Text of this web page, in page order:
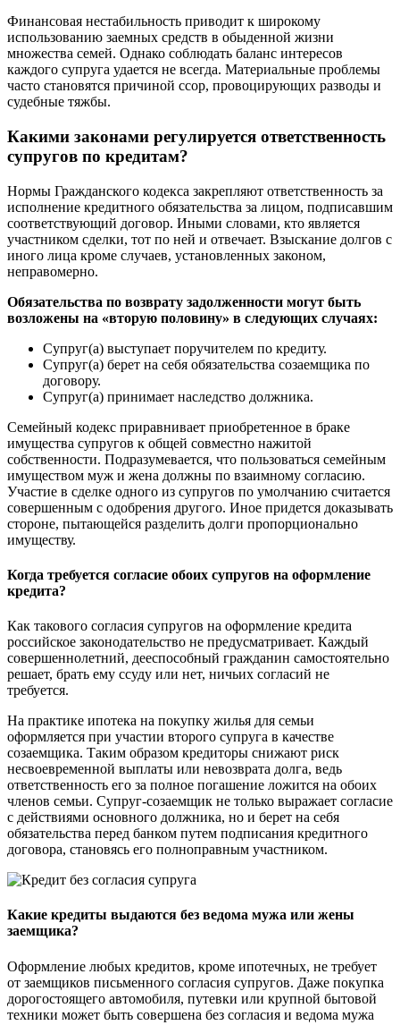
Финансовая нестабильность приводит к широкому
использованию заемных средств в обыденной жизни
множества семей. Однако соблюдать баланс интересов
каждого супруга удается не всегда. Материальные проблемы
часто становятся причиной ссор, провоцирующих разводы и
судебные тяжбы.
Какими законами регулируется ответственность
супругов по кредитам?
Нормы Гражданского кодекса закрепляют ответственность за
исполнение кредитного обязательства за лицом, подписавшим
соответствующий договор. Иными словами, кто является
участником сделки, тот по ней и отвечает. Взыскание долгов с
иного лица кроме случаев, установленных законом,
неправомерно.
Обязательства по возврату задолженности могут быть
возложены на «вторую половину» в следующих случаях:
Супруг(а) выступает поручителем по кредиту.
Супруг(а) берет на себя обязательства созаемщика по
договору.
Супруг(а) принимает наследство должника.
Семейный кодекс приравнивает приобретенное в браке
имущества супругов к общей совместно нажитой
собственности. Подразумевается, что пользоваться семейным
имуществом муж и жена должны по взаимному согласию.
Участие в сделке одного из супругов по умолчанию считается
совершенным с одобрения другого. Иное придется доказывать
стороне, пытающейся разделить долги пропорционально
имуществу.
Когда требуется согласие обоих супругов на оформление
кредита?
Как такового согласия супругов на оформление кредита
российское законодательство не предусматривает. Каждый
совершеннолетний, дееспособный гражданин самостоятельно
решает, брать ему ссуду или нет, ничьих согласий не
требуется.
На практике ипотека на покупку жилья для семьи
оформляется при участии второго супруга в качестве
созаемщика. Таким образом кредиторы снижают риск
несвоевременной выплаты или невозврата долга, ведь
ответственность его за полное погашение ложится на обоих
членов семьи. Супруг-созаемщик не только выражает согласие
с действиями основного должника, но и берет на себя
обязательства перед банком путем подписания кредитного
договора, становясь его полноправным участником.
Какие кредиты выдаются без ведома мужа или жены
заемщика?
Оформление любых кредитов, кроме ипотечных, не требует
от заемщиков письменного согласия супругов. Даже покупка
дорогостоящего автомобиля, путевки или крупной бытовой
техники может быть совершена без согласия и ведома мужа